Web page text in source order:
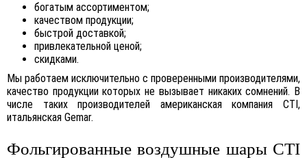
богатым ассортиментом;
качеством продукции;
быстрой доставкой;
привлекательной ценой;
скидками.
Мы работаем исключительно с проверенными производителями,
качество продукции которых не вызывает никаких сомнений. В
числе таких производителей американская компания CTI,
итальянская Gemar.
Фольгированные воздушные шары CTI